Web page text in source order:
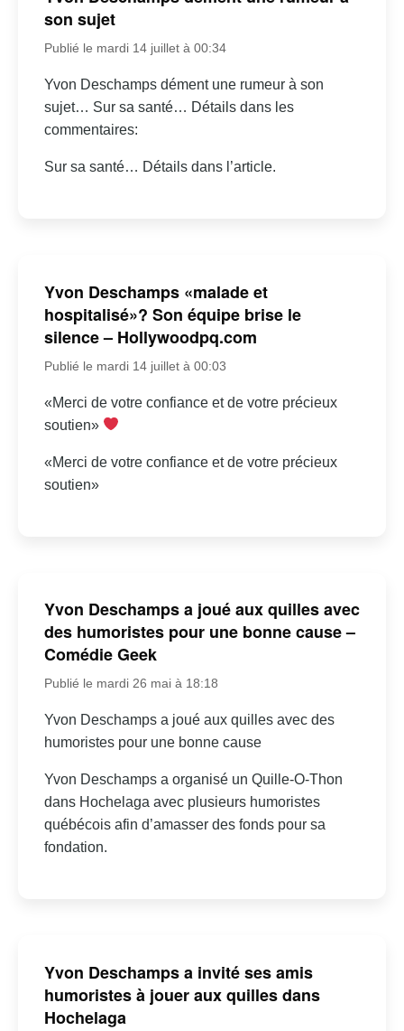
son sujet
Publié le mardi 14 juillet à 00:34
Yvon Deschamps dément une rumeur à son
sujet… Sur sa santé… Détails dans les
commentaires:
Sur sa santé… Détails dans l’article.
Yvon Deschamps «malade et
hospitalisé»? Son équipe brise le
silence – Hollywoodpq.com
Publié le mardi 14 juillet à 00:03
«Merci de votre confiance et de votre précieux
soutien»
«Merci de votre confiance et de votre précieux
soutien»
Yvon Deschamps a joué aux quilles avec
des humoristes pour une bonne cause –
Comédie Geek
Publié le mardi 26 mai à 18:18
Yvon Deschamps a joué aux quilles avec des
humoristes pour une bonne cause
Yvon Deschamps a organisé un Quille-O-Thon
dans Hochelaga avec plusieurs humoristes
québécois afin d’amasser des fonds pour sa
fondation.
Yvon Deschamps a invité ses amis
humoristes à jouer aux quilles dans
Hochelaga